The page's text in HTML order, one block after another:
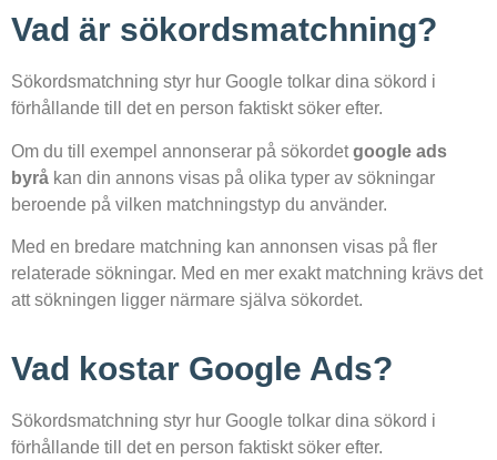
Vad är sökordsmatchning?
Sökordsmatchning styr hur Google tolkar dina sökord i
förhållande till det en person faktiskt söker efter.
Om du till exempel annonserar på sökordetgoogle ads
byrå kan din annons visas på olika typer av sökningar
beroende på vilken matchningstyp du använder.
Med en bredare matchning kan annonsen visas på fler
relaterade sökningar. Med en mer exakt matchning krävs det
att sökningen ligger närmare själva sökordet.
Vad kostar Google Ads?
Sökordsmatchning styr hur Google tolkar dina sökord i
förhållande till det en person faktiskt söker efter.